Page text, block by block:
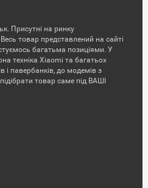
Присутні на ринку
товар представлений на сайті
багатьма позиціями. У
техніка Xiaomi та багатьох
і павербанків, до модемів з
товар саме під ВАШІ